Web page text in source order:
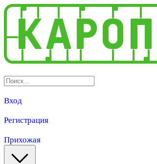
Вход
Регистрация
Прихожая